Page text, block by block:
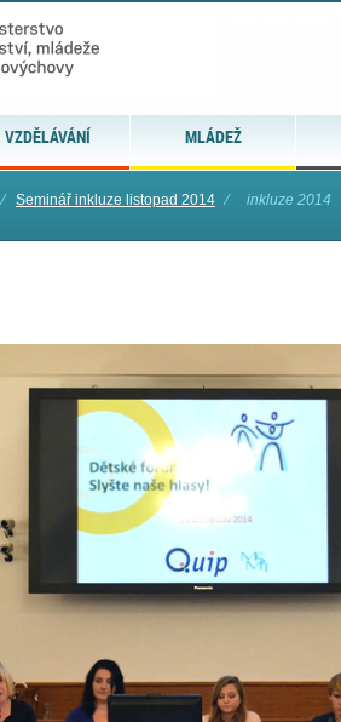
VZDĚLÁVÁNÍ MLÁDEŽ
⁄ Seminář inkluze listopad 2014 ⁄ inkluze 2014